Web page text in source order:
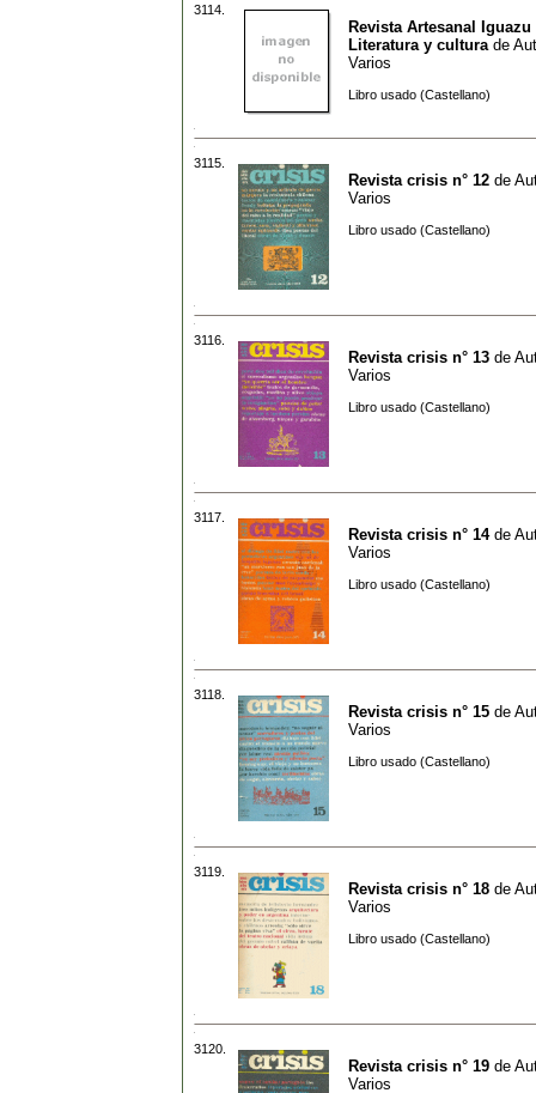
3114.
Revista Artesanal Iguazu
Literatura y cultura de
Varios
Libro usado (Castellano)
3115.
Revista crisis n° 12 de
Varios
Libro usado (Castellano)
3116.
Revista crisis n° 13 de
Varios
Libro usado (Castellano)
3117.
Revista crisis n° 14de
Varios
Libro usado (Castellano)
3118.
Revista crisis n° 15 de
Varios
Libro usado (Castellano)
3119.
Revista crisis n° 18 de
Varios
Libro usado (Castellano)
3120.
Revista crisis n° 19 de
Varios